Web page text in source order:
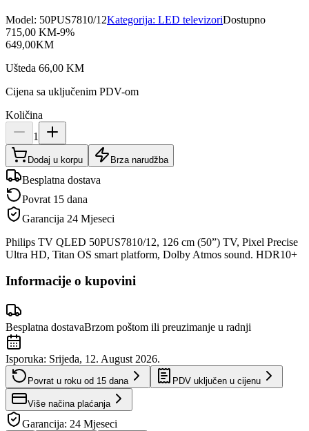
Model: 50PUS7810/12Kategorija: LED televizoriDostupno
715,00 KM-9%
649,00KM
Ušteda 66,00 KM
Cijena sa uključenim PDV-om
Količina
1
Dodaj u korpu Brza narudžba
Besplatna dostava
Povrat 15 dana
Garancija 24 Mjeseci
Philips TV QLED 50PUS7810/12, 126 cm (50”) TV, Pixel Precise
Ultra HD, Titan OS smart platform, Dolby Atmos sound. HDR10+
Informacije o kupovini
Besplatna dostavaBrzom poštom ili preuzimanje u radnji
Isporuka: Srijeda, 12. August 2026.
Povrat u roku od 15 dana PDV uključen u cijenu
Više načina plaćanja
Garancija: 24 Mjeseci